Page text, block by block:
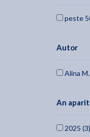
peste
Autor
Alina
An
2025 (3)